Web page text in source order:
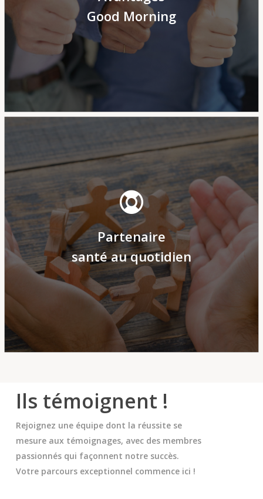
Good Morning
restaurant pour agrémenter vos pauses
déjeuner, et des avantages via notre CSE
Partenaire
santé au quotidien
Faites le choix d’une carrière épanouissante
avec une mutuelle avantageuse qui vous
accompagne au quotidien.
Ils témoignent !
Rejoignez une équipe dont la réussite se
mesure aux témoignages, avec des membres
passionnés qui façonnent notre succès.
Votre parcours exceptionnel commence ici !